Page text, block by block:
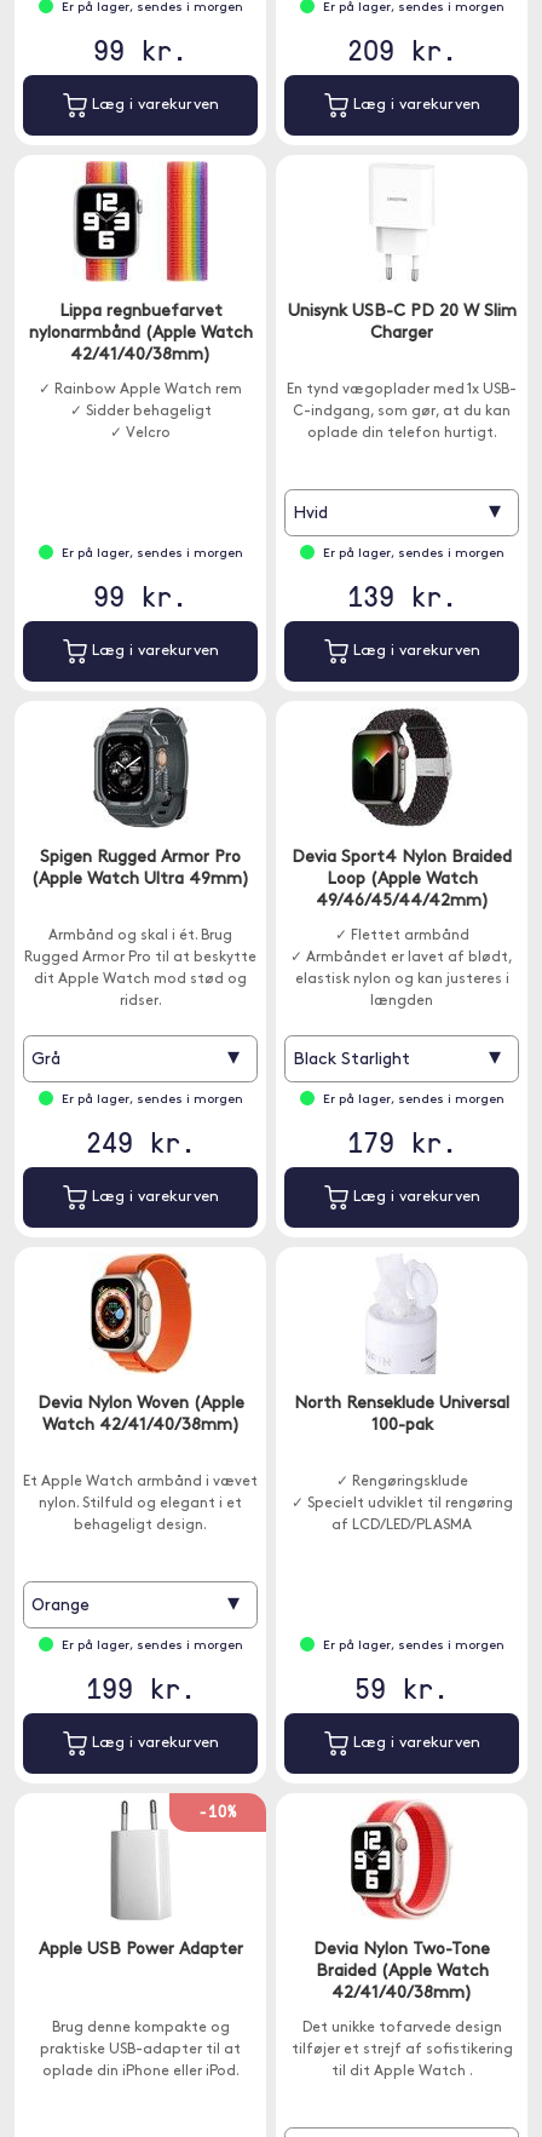
Er på lager, sendes i morgen
99 kr.
Læg i varekurven
Er på lager, sendes i morgen
209 kr.
Læg i varekurven
Lippa regnbuefarvet
nylonarmbånd (Apple Watch
42/41/40/38mm)
✓ Rainbow Apple Watch rem
✓ Sidder behageligt
✓ Velcro
Er på lager, sendes i morgen
99 kr.
Læg i varekurven
Unisynk USB-C PD 20 W Slim
Charger
En tynd vægoplader med 1x USB-
C-indgang, som gør, at du kan
oplade din telefon hurtigt.
Hvid ▾
Er på lager, sendes i morgen
139 kr.
Læg i varekurven
Spigen Rugged Armor Pro
(Apple Watch Ultra 49mm)
Armbånd og skal i ét. Brug
Rugged Armor Pro til at beskytte
dit Apple Watch mod stød og
ridser.
Grå ▾
Er på lager, sendes i morgen
249 kr.
Læg i varekurven
Devia Sport4 Nylon Braided
Loop (Apple Watch
49/46/45/44/42mm)
✓ Flettet armbånd
✓ Armbåndet er lavet af blødt,
elastisk nylon og kan justeres i
længden
Black Starlight ▾
Er på lager, sendes i morgen
179 kr.
Læg i varekurven
Devia Nylon Woven (Apple
Watch 42/41/40/38mm)
Et Apple Watch armbånd i vævet
nylon. Stilfuld og elegant i et
behageligt design.
Orange ▾
Er på lager, sendes i morgen
199 kr.
Læg i varekurven
North Renseklude Universal
100-pak
✓ Rengøringsklude
✓ Specielt udviklet til rengøring
af LCD/LED/PLASMA
Er på lager, sendes i morgen
59 kr.
Læg i varekurven
-10%
Apple USB Power Adapter
Brug denne kompakte og
praktiske USB-adapter til at
oplade din iPhone eller iPod.
Devia Nylon Two-Tone
Braided (Apple Watch
42/41/40/38mm)
Det unikke tofarvede design
tilføjer et strejf af sofistikering
til dit Apple Watch .